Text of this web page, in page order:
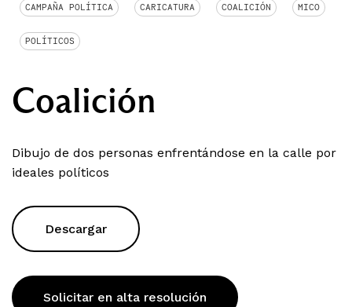
CAMPAÑA POLÍTICA CARICATURA COALICIÓN MICO
POLÍTICOS
Coalición
Dibujo de dos personas enfrentándose en la calle por
ideales políticos
Descargar
Solicitar en alta resolución